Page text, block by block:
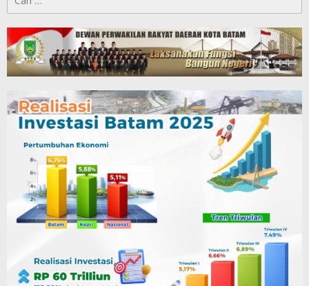
untuk: